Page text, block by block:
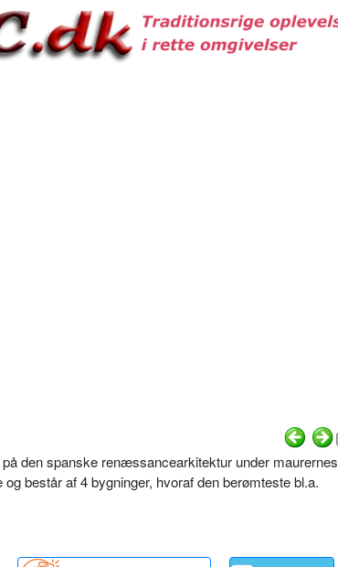
den spanske renæssancearkitektur under maurernes
består af 4 bygninger, hvoraf den berømteste bl.a.